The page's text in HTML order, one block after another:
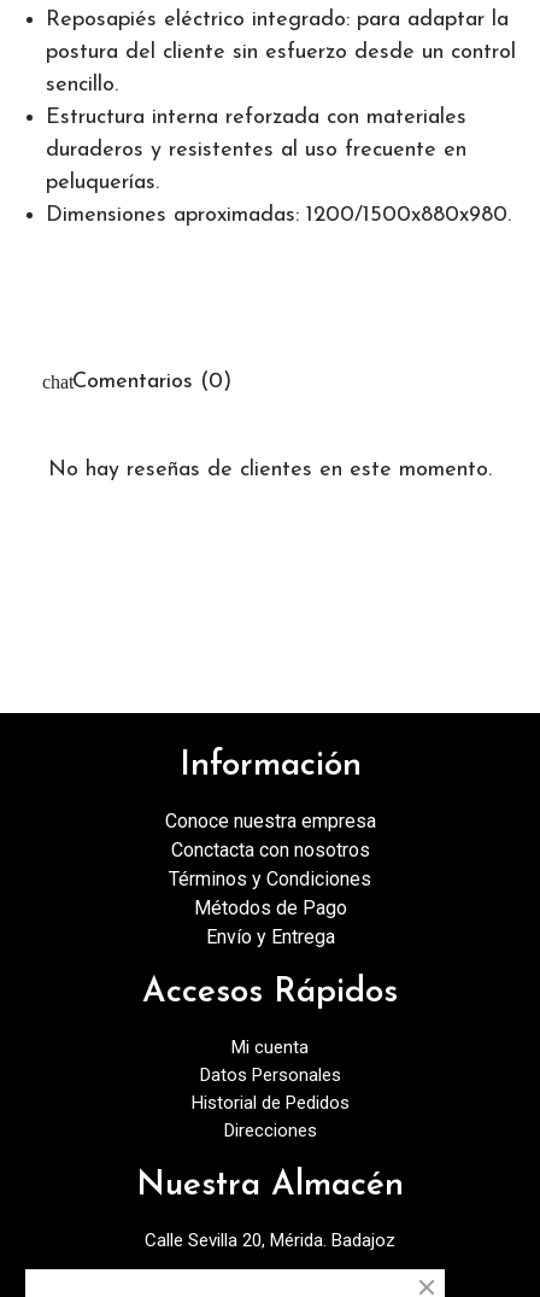
Reposapiés eléctrico integrado: para adaptar la
postura del cliente sin esfuerzo desde un control
sencillo.
Estructura interna reforzada con materiales
duraderos y resistentes al uso frecuente en
peluquerías.
Dimensiones aproximadas: 1200/1500x880x980.
Comentarios (0)
No hay reseñas de clientes en este momento.
Información
Conoce nuestra empresa
Conctacta con nosotros
Términos y Condiciones
Métodos de Pago
Envío y Entrega
Accesos Rápidos
Mi cuenta
Datos Personales
Historial de Pedidos
Direcciones
Nuestra Almacén
Calle Sevilla 20, Mérida. Badajoz